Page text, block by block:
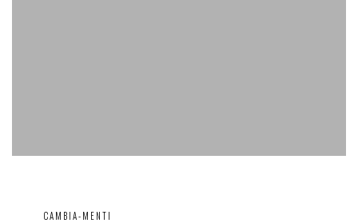
CAMBIA-MENTI